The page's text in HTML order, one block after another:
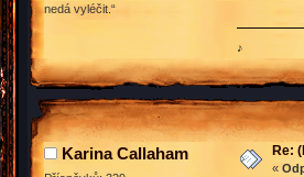
nedá vyléčit.“
♪
Karina Callaham Re:
«